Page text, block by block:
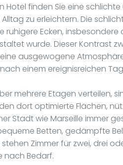
Hotel finden Sie eine
zu erleichtern. Die
ruhigere Ecken,
wurde. Dieser Kontrast
ausgewogene
einem ereignisreichen
mehrere Etagen verteilen,
dort optimierte Flächen,
Stadt wie Marseille immer
Betten, gedämpfte
Zimmer für zwei, drei
nach Bedarf.